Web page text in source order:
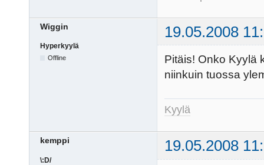
Wiggin 19.05.2008
Hyperkyylä
Offline
Pitäis! Onko Kyylä
niinkuin tuossa
Kyylä
kemppi 19.05.2008
\:D/